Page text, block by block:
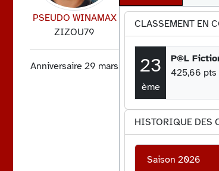
PSEUDO WINAMAX
ZIZOU79
Anniversaire 29 mars
CLASSEMENT EN
23
ème
P@L
425,66 pts
HISTORIQUE DES
Saison 2026